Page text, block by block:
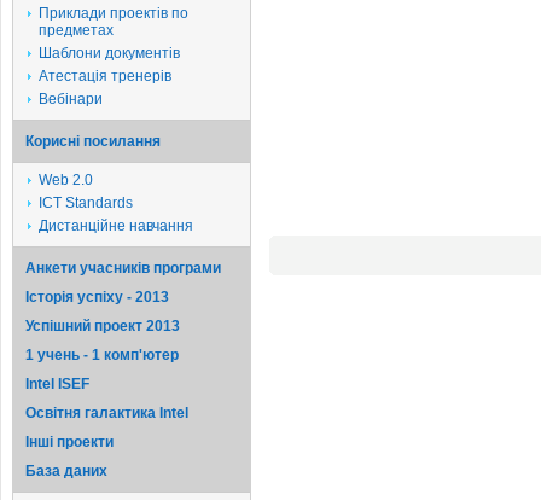
Приклади проектів по
предметах
Шаблони документів
Атестація тренерів
Вебінари
Корисні посилання
Web 2.0
ICT Standards
Дистанційне навчання
Анкети учасників програми
Історія успіху - 2013
Успішний проект 2013
1 учень - 1 комп'ютер
Intel ISEF
Освітня галактика Intel
Iншi проекти
База даних